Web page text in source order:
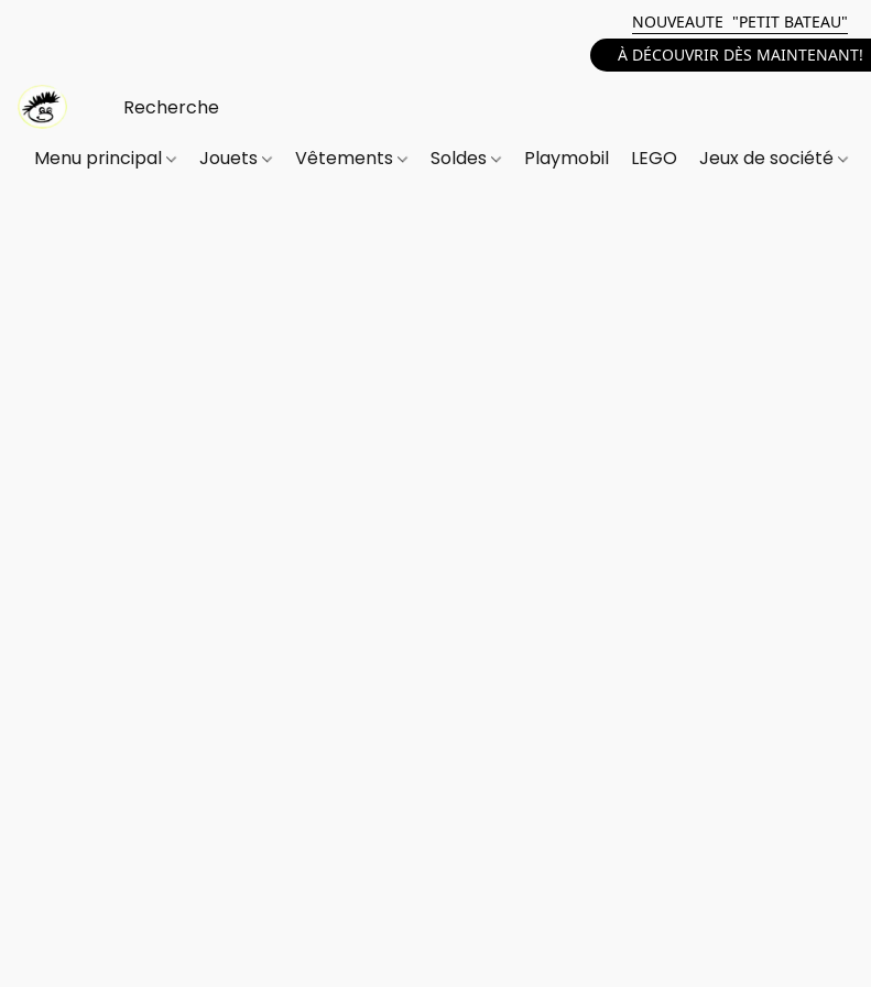
NOUVEAUTE "PETIT BATEAU"
À DÉCOUVRIR DÈS MAINTENANT!
Menu principal Jouets Vêtements Soldes Playmobil LEGO Jeux de société